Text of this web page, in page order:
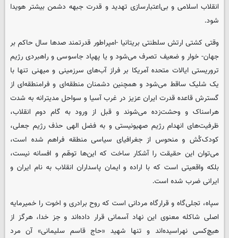
انقلاب اسلامی و بی‌اعتبارسازی تهدید و قدرت جبهه دشمن بیشتر هویدا
شود.
وقتی کشتی ارتش سلطنتی بریتانیا -امپراطور قدرتمند صدها سال حاکم بر
جهان- خوار و ضعیف تصرف می‌شود و یا پهپاد جاسوسی و راهبردی رژیم
تروریستی ایالات متحده آمریکا بر فراز آب‌های سرزمینی و میهنی تنها با
یک شلیک ساقط می‌شود و همچنین دشمنان منطقه‌ای و فرامنطقه‌ای از
گسترش قاعده قدرت ایران عزیز در غرب آسیا و سواحل مدیترانه به شدت
هراسناک و وحشت‌زده می‌شوند و قبل از ورود به گام دوم انقلاب،
ظرفیت‌های انهدام رژیم صهیونیستی و به فضل الهی حذف رژیم جعلی،
کودک‌کُش و منحوس از جغرافیای سیاسی منطقه فراهم شده است،
می‌توان این حقیقت را آشکار ساخت که این‌ها توهّم و افسانه نیست،
بلکه واقعیتی است که با اراده و ایمان پاسداران انقلاب به نام ایران و
ایرانی ضرب شده است.
سپاه، تجلی‌گاه و قرارگاه مردانی است که روح برادری و اخوت را خمیرمایه
اصلی شاکله معنوی این نهاد آسمانی قرار داده‌اند و جز خدا، هرگز از
هیچ‌کسی نهراسیده‌اند و تنها شهید «حاج قاسم سلیمانی» آن مرد